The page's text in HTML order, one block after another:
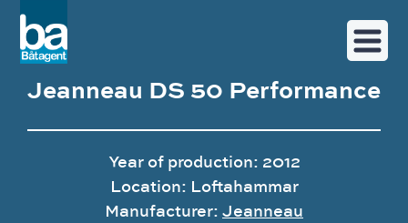
Jeanneau DS 50 Performance
Year of production: 2012
Location: Loftahammar
Manufacturer: Jeanneau